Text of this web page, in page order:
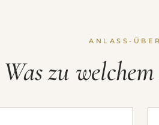
ANLASS-
Was zu